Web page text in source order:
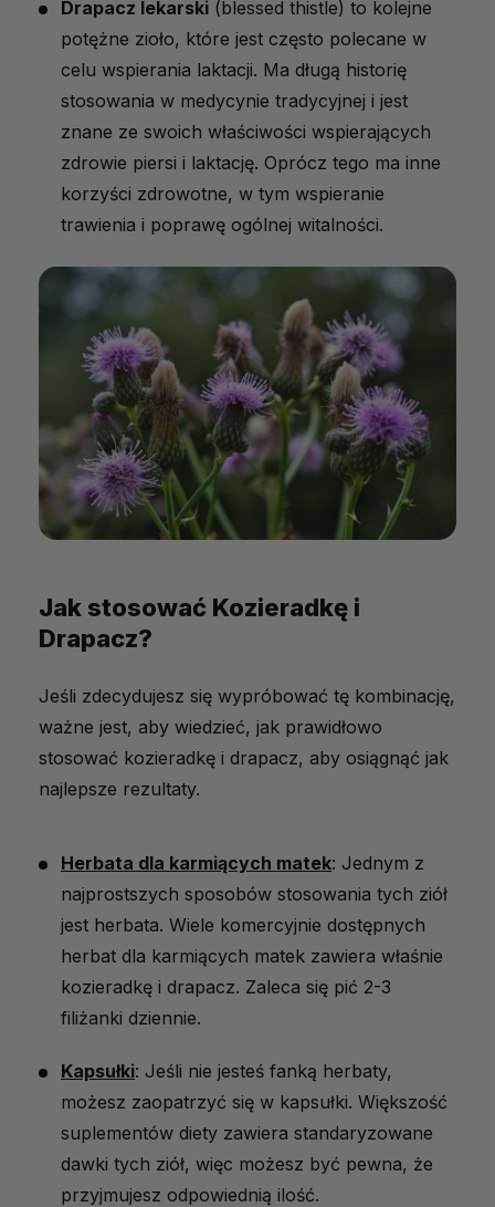
Drapacz lekarski (blessed thistle) to kolejne
potężne zioło, które jest często polecane w
celu wspierania laktacji. Ma długą historię
stosowania w medycynie tradycyjnej i jest
znane ze swoich właściwości wspierających
zdrowie piersi i laktację. Oprócz tego ma inne
korzyści zdrowotne, w tym wspieranie
trawienia i poprawę ogólnej witalności.
Jak stosować Kozieradkę i
Drapacz?
Jeśli zdecydujesz się wypróbować tę kombinację,
ważne jest, aby wiedzieć, jak prawidłowo
stosować kozieradkę i drapacz, aby osiągnąć jak
najlepsze rezultaty.
Herbata dla karmiących matek: Jednym z
najprostszych sposobów stosowania tych ziół
jest herbata. Wiele komercyjnie dostępnych
herbat dla karmiących matek zawiera właśnie
kozieradkę i drapacz. Zaleca się pić 2-3
filiżanki dziennie.
Kapsułki: Jeśli nie jesteś fanką herbaty,
możesz zaopatrzyć się w kapsułki. Większość
suplementów diety zawiera standaryzowane
dawki tych ziół, więc możesz być pewna, że
przyjmujesz odpowiednią ilość.